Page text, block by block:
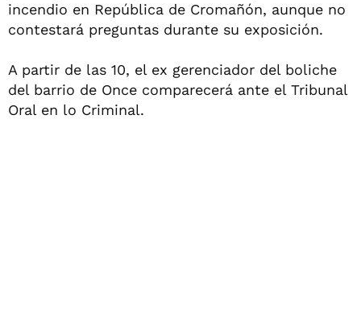
incendio en República de Cromañón, aunque no
contestará preguntas durante su exposición.
A partir de las 10, el ex gerenciador del boliche
del barrio de Once comparecerá ante el Tribunal
Oral en lo Criminal.